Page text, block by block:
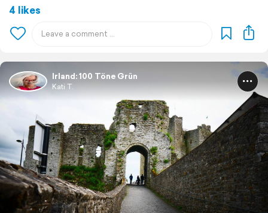
4 likes
Irland: 100 Töne Grün
Kati T.